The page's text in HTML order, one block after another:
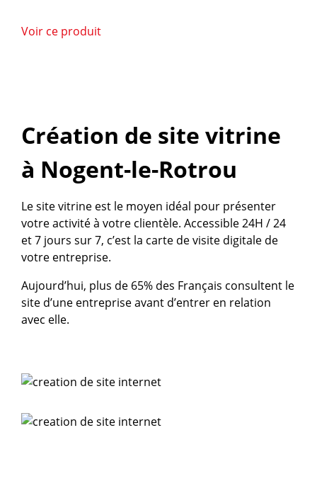
Voir ce produit
Création de site vitrine
à Nogent-le-Rotrou
Le site vitrine est le moyen idéal pour présenter
votre activité à votre clientèle. Accessible 24H / 24
et 7 jours sur 7, c’est la carte de visite digitale de
votre entreprise.
Aujourd’hui, plus de 65% des Français consultent le
site d’une entreprise avant d’entrer en relation
avec elle.